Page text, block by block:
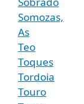
Somozas,
As
Teo
Toques
Tordoia
Touro